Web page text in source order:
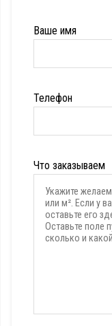
Ваше имя
Телефон
Что заказываем